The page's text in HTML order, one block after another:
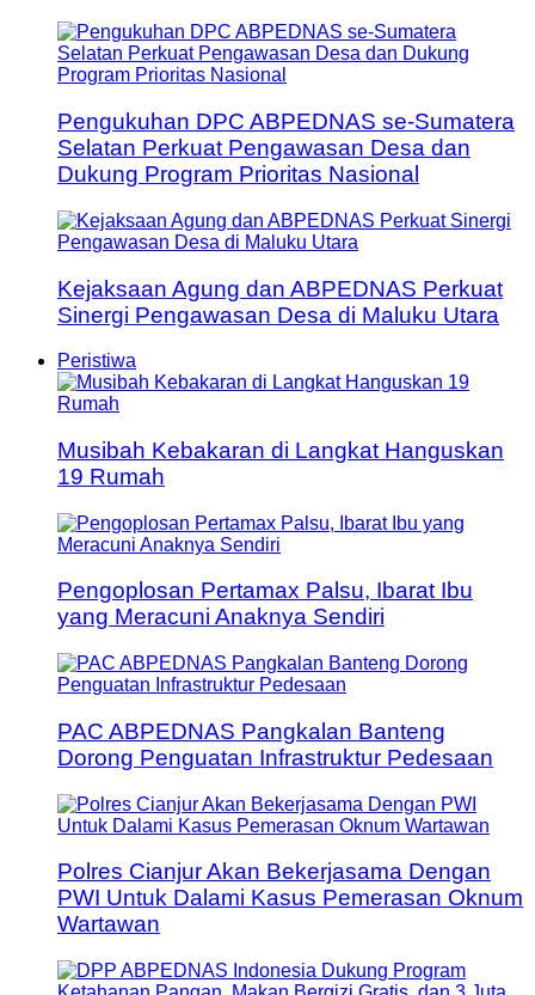
Pengukuhan DPC ABPEDNAS se-Sumatera
Selatan Perkuat Pengawasan Desa dan
Dukung Program Prioritas Nasional
Kejaksaan Agung dan ABPEDNAS Perkuat
Sinergi Pengawasan Desa di Maluku Utara
Peristiwa
Musibah Kebakaran di Langkat Hanguskan
19 Rumah
Pengoplosan Pertamax Palsu, Ibarat Ibu
yang Meracuni Anaknya Sendiri
PAC ABPEDNAS Pangkalan Banteng
Dorong Penguatan Infrastruktur Pedesaan
Polres Cianjur Akan Bekerjasama Dengan
PWI Untuk Dalami Kasus Pemerasan Oknum
Wartawan